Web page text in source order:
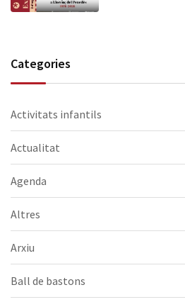
Categories
Activitats infantils
Actualitat
Agenda
Altres
Arxiu
Ball de bastons